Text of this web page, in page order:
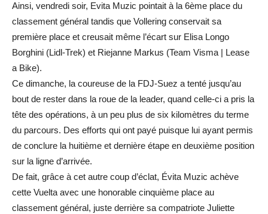
Ainsi, vendredi soir, Evita Muzic pointait à la 6ème place du
classement général tandis que Vollering conservait sa
première place et creusait même l’écart sur Elisa Longo
Borghini (Lidl-Trek) et Riejanne Markus (Team Visma | Lease
a Bike).
Ce dimanche, la coureuse de la FDJ-Suez a tenté jusqu’au
bout de rester dans la roue de la leader, quand celle-ci a pris la
tête des opérations, à un peu plus de six kilomètres du terme
du parcours. Des efforts qui ont payé puisque lui ayant permis
de conclure la huitième et dernière étape en deuxième position
sur la ligne d’arrivée.
De fait, grâce à cet autre coup d’éclat, Évita Muzic achève
cette Vuelta avec une honorable cinquième place au
classement général, juste derrière sa compatriote Juliette